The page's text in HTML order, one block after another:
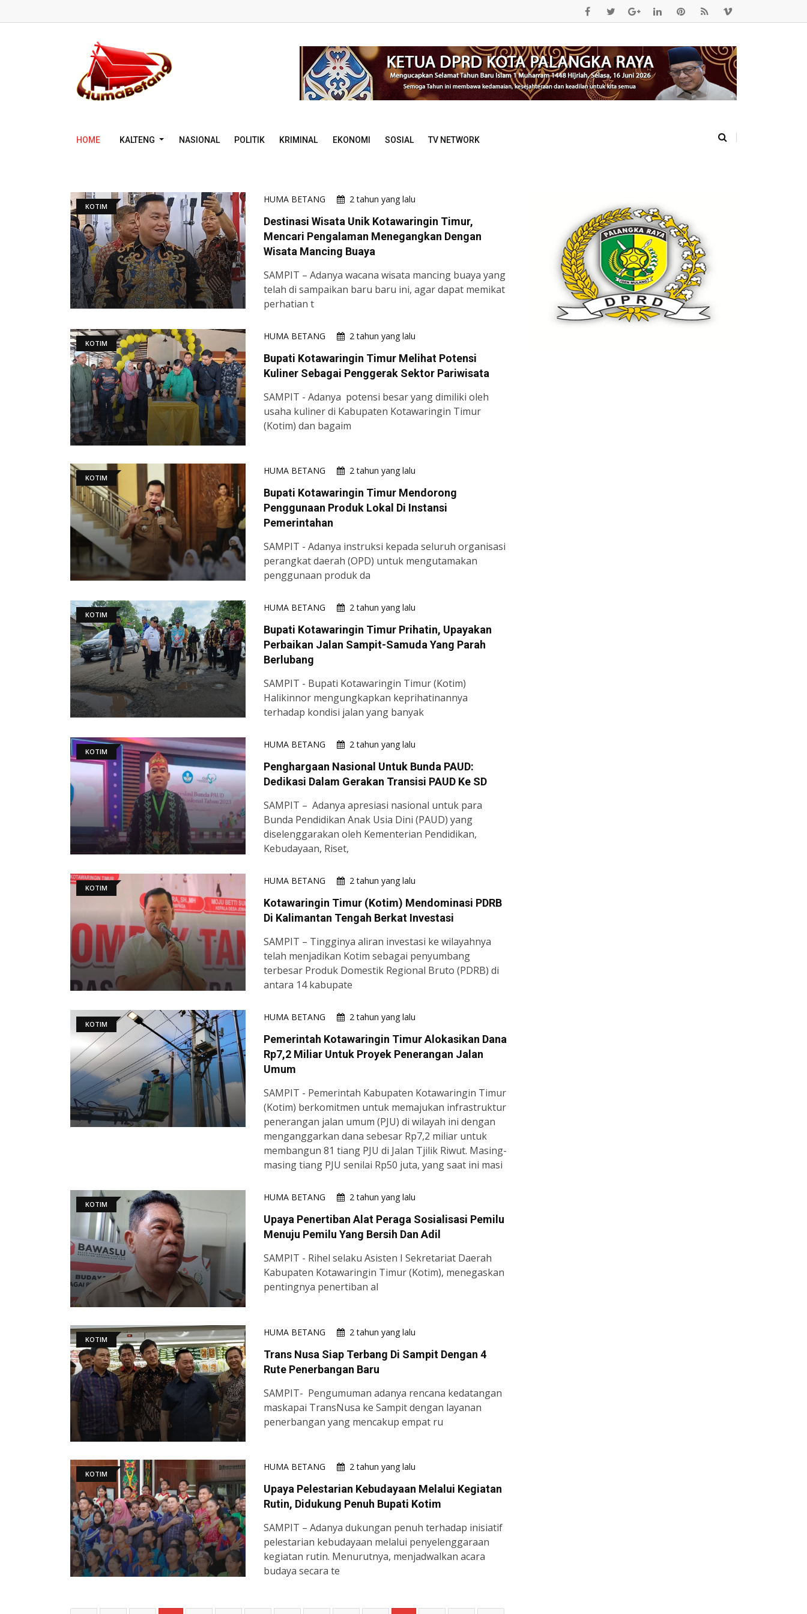
HOME KALTENG NASIONAL POLITIK KRIMINAL EKONOMI SOSIAL TV NETWORK
KOTIM
HUMA BETANG 2 tahun yang lalu
Destinasi Wisata Unik Kotawaringin Timur,
Mencari Pengalaman Menegangkan Dengan
Wisata Mancing Buaya
SAMPIT – Adanya wacana wisata mancing buaya yang
telah di sampaikan baru baru ini, agar dapat memikat
perhatian t
KOTIM
HUMA BETANG 2 tahun yang lalu
Bupati Kotawaringin Timur Melihat Potensi
Kuliner Sebagai Penggerak Sektor Pariwisata
SAMPIT - Adanya potensi besar yang dimiliki oleh
usaha kuliner di Kabupaten Kotawaringin Timur
(Kotim) dan bagaim
KOTIM
HUMA BETANG 2 tahun yang lalu
Bupati Kotawaringin Timur Mendorong
Penggunaan Produk Lokal Di Instansi
Pemerintahan
SAMPIT - Adanya instruksi kepada seluruh organisasi
perangkat daerah (OPD) untuk mengutamakan
penggunaan produk da
KOTIM
HUMA BETANG 2 tahun yang lalu
Bupati Kotawaringin Timur Prihatin, Upayakan
Perbaikan Jalan Sampit-Samuda Yang Parah
Berlubang
SAMPIT - Bupati Kotawaringin Timur (Kotim)
Halikinnor mengungkapkan keprihatinannya
terhadap kondisi jalan yang banyak
KOTIM
HUMA BETANG 2 tahun yang lalu
Penghargaan Nasional Untuk Bunda PAUD:
Dedikasi Dalam Gerakan Transisi PAUD Ke SD
SAMPIT – Adanya apresiasi nasional untuk para
Bunda Pendidikan Anak Usia Dini (PAUD) yang
diselenggarakan oleh Kementerian Pendidikan,
Kebudayaan, Riset,
KOTIM
HUMA BETANG 2 tahun yang lalu
Kotawaringin Timur (Kotim) Mendominasi PDRB
Di Kalimantan Tengah Berkat Investasi
SAMPIT – Tingginya aliran investasi ke wilayahnya
telah menjadikan Kotim sebagai penyumbang
terbesar Produk Domestik Regional Bruto (PDRB) di
antara 14 kabupate
KOTIM
HUMA BETANG 2 tahun yang lalu
Pemerintah Kotawaringin Timur Alokasikan Dana
Rp7,2 Miliar Untuk Proyek Penerangan Jalan
Umum
SAMPIT - Pemerintah Kabupaten Kotawaringin Timur
(Kotim) berkomitmen untuk memajukan infrastruktur
penerangan jalan umum (PJU) di wilayah ini dengan
menganggarkan dana sebesar Rp7,2 miliar untuk
membangun 81 tiang PJU di Jalan Tjilik Riwut. Masing-
masing tiang PJU senilai Rp50 juta, yang saat ini masi
KOTIM
HUMA BETANG 2 tahun yang lalu
Upaya Penertiban Alat Peraga Sosialisasi Pemilu
Menuju Pemilu Yang Bersih Dan Adil
SAMPIT - Rihel selaku Asisten I Sekretariat Daerah
Kabupaten Kotawaringin Timur (Kotim), menegaskan
pentingnya penertiban al
KOTIM
HUMA BETANG 2 tahun yang lalu
Trans Nusa Siap Terbang Di Sampit Dengan 4
Rute Penerbangan Baru
SAMPIT- Pengumuman adanya rencana kedatangan
maskapai TransNusa ke Sampit dengan layanan
penerbangan yang mencakup empat ru
KOTIM
HUMA BETANG 2 tahun yang lalu
Upaya Pelestarian Kebudayaan Melalui Kegiatan
Rutin, Didukung Penuh Bupati Kotim
SAMPIT – Adanya dukungan penuh terhadap inisiatif
pelestarian kebudayaan melalui penyelenggaraan
kegiatan rutin. Menurutnya, menjadwalkan acara
budaya secara te